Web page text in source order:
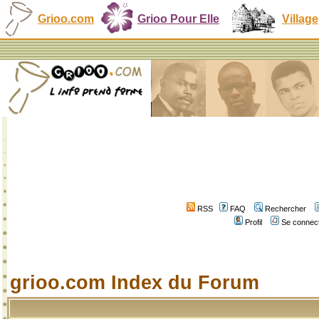
Grioo.com Grioo Pour Elle Village
RSS FAQ
Rechercher
Profil
Se
grioo.com Index du Forum